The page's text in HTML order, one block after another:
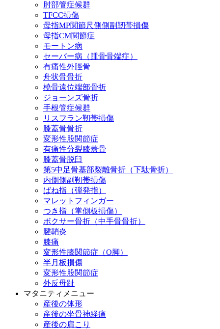
肘部管症候群
TFCC損傷
母指MP関節尺側側副靭帯損傷
母指CM関節症
モートン病
セーバー病（踵骨骨端症）
有痛性外脛骨
舟状骨骨折
橈骨遠位端部骨折
ジョーンズ骨折
手根管症候群
リスフラン靭帯損傷
膝蓋骨骨折
変形性股関節症
有痛性分裂膝蓋骨
膝蓋骨脱臼
第5中足骨基部裂離骨折（下駄骨折）
内側側副靭帯損傷
ばね指（弾発指）
マレットフィンガー
つき指（掌側板損傷）
ボクサー骨折（中手骨骨折）
腱鞘炎
膝痛
変形性膝関節症（O脚）
半月板損傷
変形性股関節症
外反母趾
マタニティメニュー
産後の体形
産後の坐骨神経痛
産後の肩こり